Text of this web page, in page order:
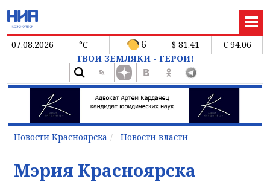
07.08.2026 °C 6 $ 81.41
€ 94.06
ТВОИ ЗЕМЛЯКИ - ГЕРОИ!
Новости Красноярска Новости власти
Мэрия Красноярска